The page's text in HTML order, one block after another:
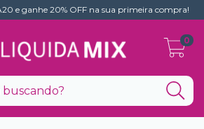
e ganhe 20% OFF na sua primeira compra!
0